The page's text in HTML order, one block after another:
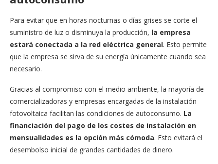
Para evitar que en horas nocturnas o días grises se corte el
suministro de luz o disminuya la producción, la empresa
estará conectada a la red eléctrica general. Esto permite
que la empresa se sirva de su energía únicamente cuando sea
necesario.
Gracias al compromiso con el medio ambiente, la mayoría de
comercializadoras y empresas encargadas de la instalación
fotovoltaica facilitan las condiciones de autoconsumo. La
financiación del pago de los costes de instalación en
mensualidades es la opción más cómoda. Esto evitará el
desembolso inicial de grandes cantidades de dinero.